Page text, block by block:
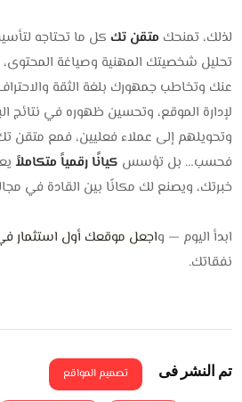
لذلك، تمنحك متقن تك كل ما تحتاجه
تحليل شخصيتك المهنية وصياغة
عنك وتخاطب جمهورك بلغة الثقة
لإدارة الموقع، وتحسين ظهوره في نتائج
وتحويلهم إلى عملاء فعليين، فمع متقن
فحسب… بل تؤسس كيانًا رقمياً متكاملاً
خبرتك، ويصنع لك مكانًا بين القادة في
ابدأ اليوم — واجعل موقعك أول استثمار
نفقاتك.
تم النشر فى تصميم المواقع